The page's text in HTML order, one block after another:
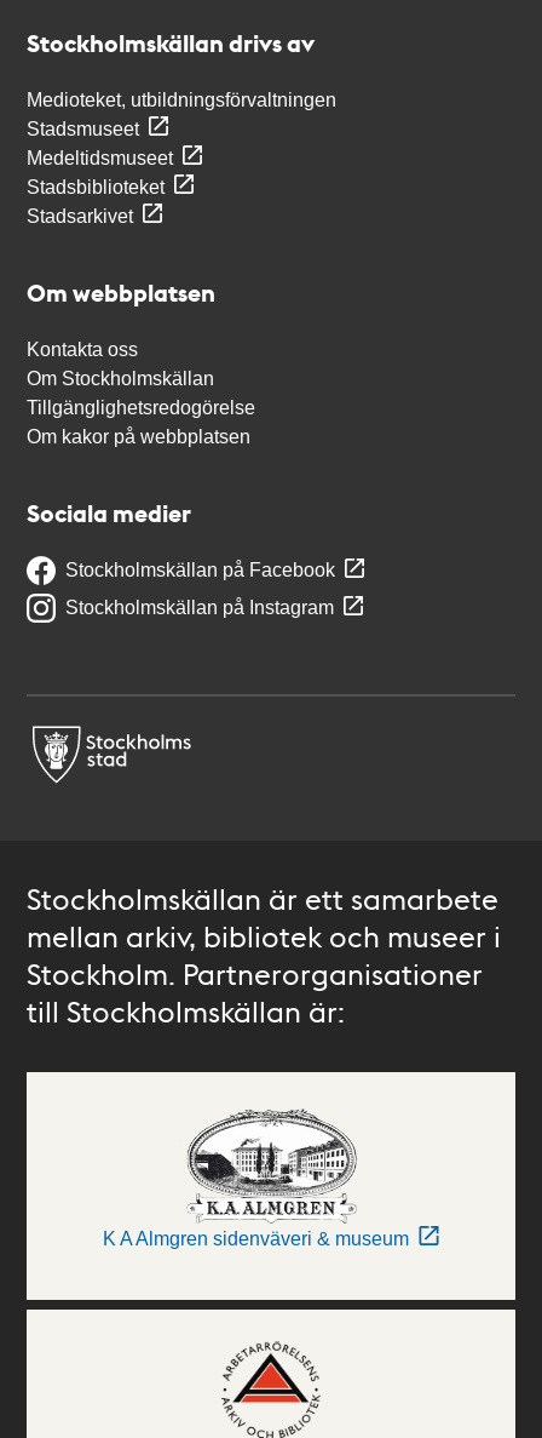
Stockholmskällan drivs av
Medioteket, utbildningsförvaltningen
Stadsmuseet
Medeltidsmuseet
Stadsbiblioteket
Stadsarkivet
Om webbplatsen
Kontakta oss
Om Stockholmskällan
Tillgänglighetsredogörelse
Om kakor på webbplatsen
Sociala medier
Stockholmskällan på Facebook
Stockholmskällan på Instagram
Stockholmskällan är ett samarbete
mellan arkiv, bibliotek och museer i
Stockholm. Partnerorganisationer
till Stockholmskällan är:
K A Almgren sidenväveri & museum